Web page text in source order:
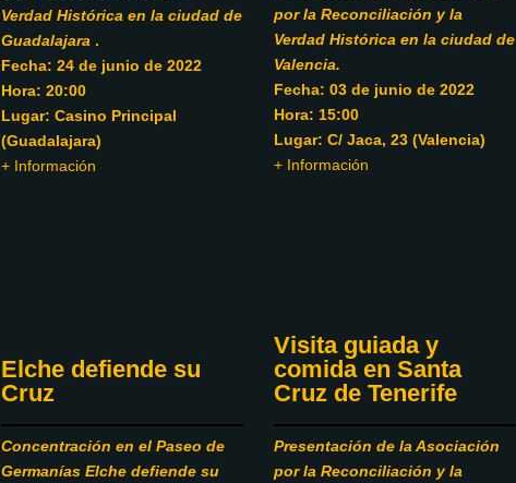
Verdad Histórica en la ciudad de
Guadalajara .
Fecha: 24 de junio de 2022
Hora: 20:00
Lugar: Casino Principal
(Guadalajara)
+ Información
por la Reconciliación y la
Verdad Histórica en la ciudad de
Valencia.
Fecha: 03 de junio de 2022
Hora: 15:00
Lugar: C/ Jaca, 23 (Valencia)
+ Información
Elche defiende su
Cruz
Concentración en el Paseo de
Germanías Elche defiende su
Visita guiada y
comida en Santa
Cruz de Tenerife
Presentación de la Asociación
por la Reconciliación y la